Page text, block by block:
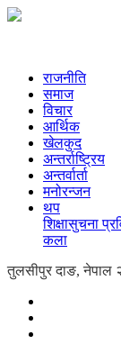
राजनीति
समाज
विचार
आर्थिक
खेलकुद
अन्तर्राष्ट्रिय
अन्तर्वार्ता
मनोरन्जन
थप
शिक्षासुचना
कला
तुलसीपुर दाङ, नेपाल